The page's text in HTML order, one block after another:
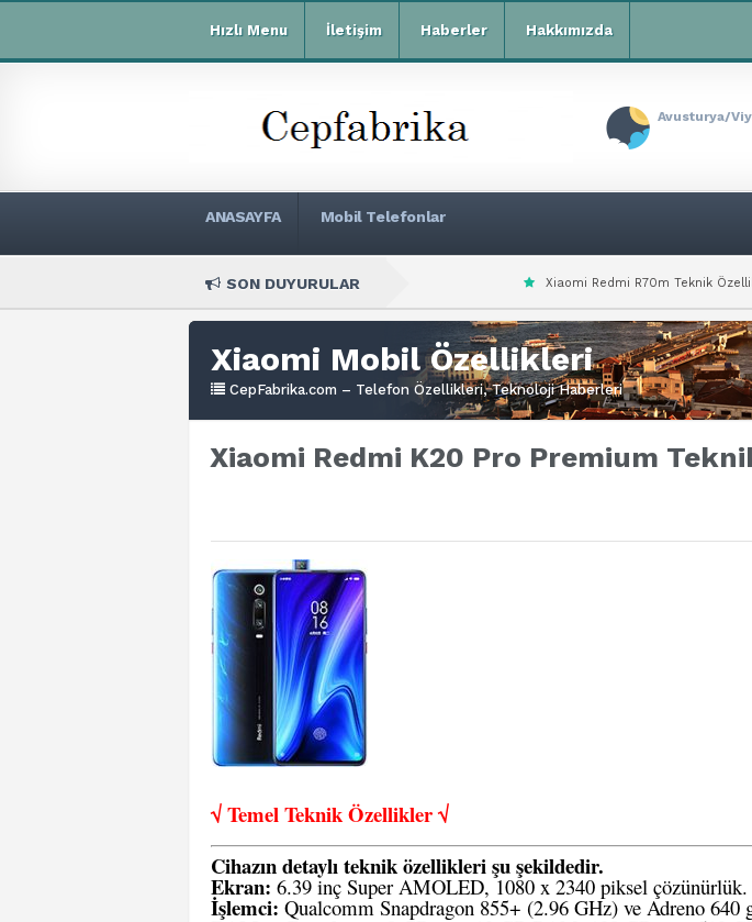
Hızlı Menu İletişim Haberler Hakkımızda
Avusturya/
ANASAYFA Mobil Telefonlar
SON DUYURULAR Xiaomi Redmi R70m Teknik Özellikleri Xiaomi
Xiaomi Mobil Özellikleri
CepFabrika.com – Telefon Özellikleri, Teknoloji Haberleri
Xiaomi Redmi K20 Pro Premium
√ Temel Teknik Özellikler √
Cihazın detaylı teknik özellikleri şu şekildedir.
Ekran: 6.39 inç Super AMOLED, 1080 x 2340 piksel çözünürlük.
İşlemci: Qualcomm Snapdragon 855+ (2.96 GHz) ve Adreno 640